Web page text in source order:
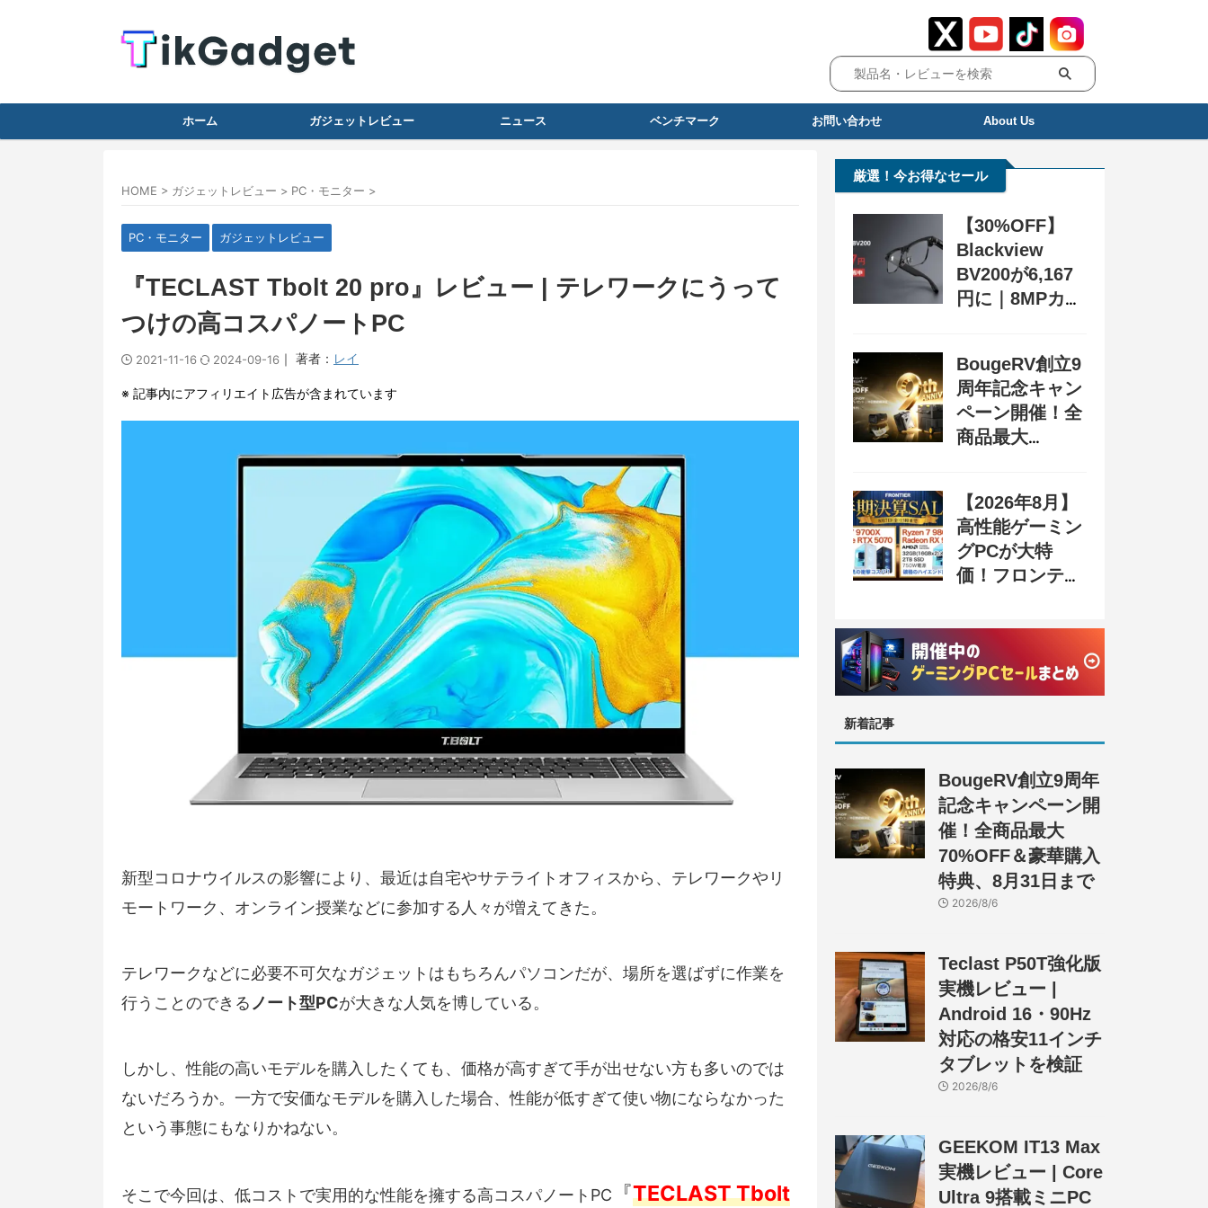
ホーム ガジェットレビュー ニュース ベンチマーク お問い合わせ About Us
HOME > ガジェットレビュー > PC・モニター >
PC・モニター ガジェットレビュー
『TECLAST Tbolt 20 pro』レビュー | テレワークにうって
つけの高コスパノートPC
2021-11-16 2024-09-16 ｜ 著者： レイ
※ 記事内にアフィリエイト広告が含まれています
新型コロナウイルスの影響により、最近は自宅やサテライトオフィスから、テレワークやリ
モートワーク、オンライン授業などに参加する人々が増えてきた。
テレワークなどに必要不可欠なガジェットはもちろんパソコンだが、場所を選ばずに作業を
行うことのできるノート型PCが大きな人気を博している。
しかし、性能の高いモデルを購入したくても、価格が高すぎて手が出せない方も多いのでは
ないだろうか。一方で安価なモデルを購入した場合、性能が低すぎて使い物にならなかった
という事態にもなりかねない。
そこで今回は、低コストで実用的な性能を擁する高コスパノートPC 『TECLAST Tbolt
厳選！今お得なセール
【30%OFF】
Blackview
BV200が6,167
円に｜8MPカメ
ン配布中
BougeRV創立9
周年記念キャン
ペーン開催！全
商品最大
31日まで
【2026年8月】
高性能ゲーミン
グPCが大特
価！フロンティ
SALE』開催、
セール情報まと
め
新着記事
BougeRV創立9周年
記念キャンペーン開
催！全商品最大
70%OFF＆豪華購入
特典、8月31日まで
2026/8/6
Teclast P50T強化版
実機レビュー |
Android 16・90Hz
対応の格安11インチ
タブレットを検証
2026/8/6
GEEKOM IT13 Max
実機レビュー | Core
Ultra 9搭載ミニPC